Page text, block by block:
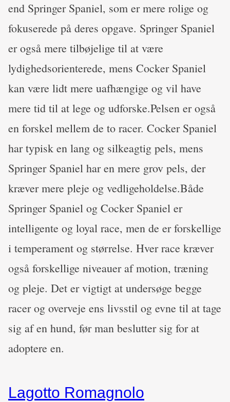
end Springer Spaniel, som er mere rolige og
fokuserede på deres opgave. Springer Spaniel
er også mere tilbøjelige til at være
lydighedsorienterede, mens Cocker Spaniel
kan være lidt mere uafhængige og vil have
mere tid til at lege og udforske.Pelsen er også
en forskel mellem de to racer. Cocker Spaniel
har typisk en lang og silkeagtig pels, mens
Springer Spaniel har en mere grov pels, der
kræver mere pleje og vedligeholdelse.Både
Springer Spaniel og Cocker Spaniel er
intelligente og loyal race, men de er forskellige
i temperament og størrelse. Hver race kræver
også forskellige niveauer af motion, træning
og pleje. Det er vigtigt at undersøge begge
racer og overveje ens livsstil og evne til at tage
sig af en hund, før man beslutter sig for at
adoptere en.
Lagotto Romagnolo